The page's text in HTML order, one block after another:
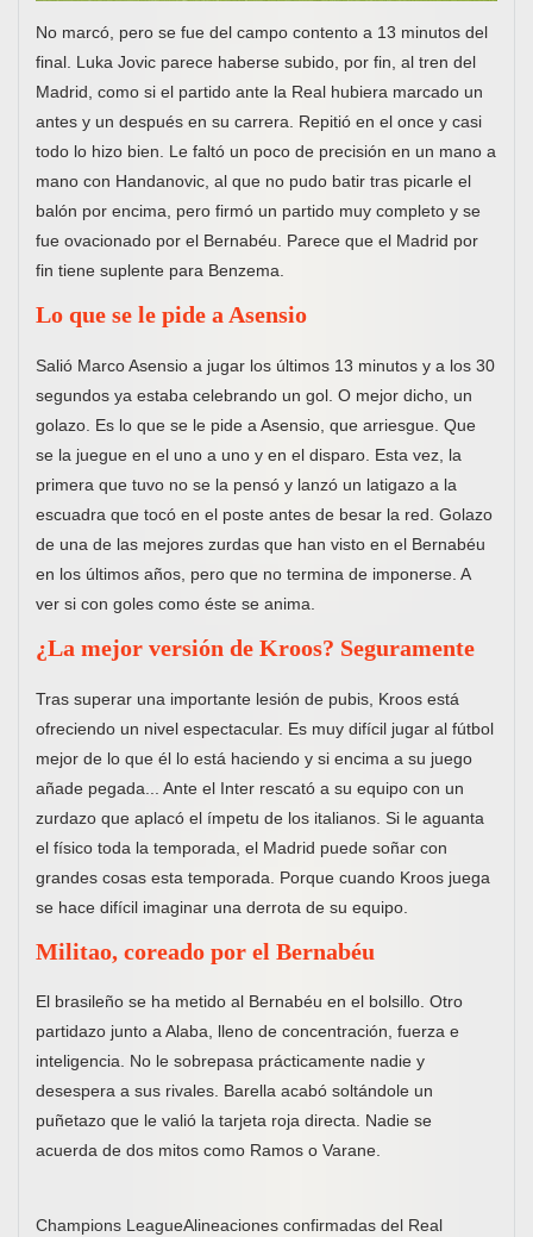
No marcó, pero se fue del campo contento a 13 minutos del
final. Luka Jovic parece haberse subido, por fin, al tren del
Madrid, como si el partido ante la Real hubiera marcado un
antes y un después en su carrera. Repitió en el once y casi
todo lo hizo bien. Le faltó un poco de precisión en un mano a
mano con Handanovic, al que no pudo batir tras picarle el
balón por encima, pero firmó un partido muy completo y se
fue ovacionado por el Bernabéu. Parece que el Madrid por
fin tiene suplente para Benzema.
Lo que se le pide a Asensio
Salió Marco Asensio a jugar los últimos 13 minutos y a los 30
segundos ya estaba celebrando un gol. O mejor dicho, un
golazo. Es lo que se le pide a Asensio, que arriesgue. Que
se la juegue en el uno a uno y en el disparo. Esta vez, la
primera que tuvo no se la pensó y lanzó un latigazo a la
escuadra que tocó en el poste antes de besar la red. Golazo
de una de las mejores zurdas que han visto en el Bernabéu
en los últimos años, pero que no termina de imponerse. A
ver si con goles como éste se anima.
¿La mejor versión de Kroos? Seguramente
Tras superar una importante lesión de pubis, Kroos está
ofreciendo un nivel espectacular. Es muy difícil jugar al fútbol
mejor de lo que él lo está haciendo y si encima a su juego
añade pegada... Ante el Inter rescató a su equipo con un
zurdazo que aplacó el ímpetu de los italianos. Si le aguanta
el físico toda la temporada, el Madrid puede soñar con
grandes cosas esta temporada. Porque cuando Kroos juega
se hace difícil imaginar una derrota de su equipo.
Militao, coreado por el Bernabéu
El brasileño se ha metido al Bernabéu en el bolsillo. Otro
partidazo junto a Alaba, lleno de concentración, fuerza e
inteligencia. No le sobrepasa prácticamente nadie y
desespera a sus rivales. Barella acabó soltándole un
puñetazo que le valió la tarjeta roja directa. Nadie se
acuerda de dos mitos como Ramos o Varane.
Champions LeagueAlineaciones confirmadas del Real